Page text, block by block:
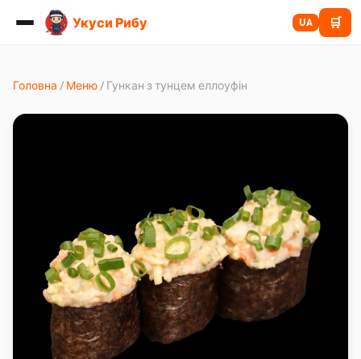
Укуси Рибу UA 🛒
Головна / Меню/ Гункан з тунцем еллоуфін